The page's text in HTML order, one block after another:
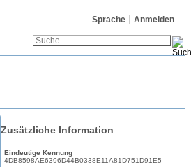
Sprache Anmelden
Zusätzliche Information
Eindeutige Kennung
4DB8598AE6396D44B0338E11A81D751D91E5